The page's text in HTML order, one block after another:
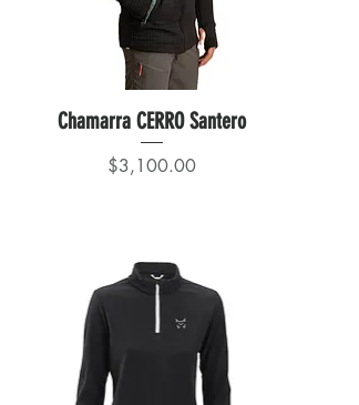
Chamarra CERRO Santero
Precio
$3,100.00